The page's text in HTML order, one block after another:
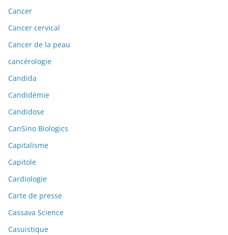
Cancer
Cancer cervical
Cancer de la peau
cancérologie
Candida
Candidémie
Candidose
CanSino Biologics
Capitalisme
Capitole
Cardiologie
Carte de presse
Cassava Science
Casuistique